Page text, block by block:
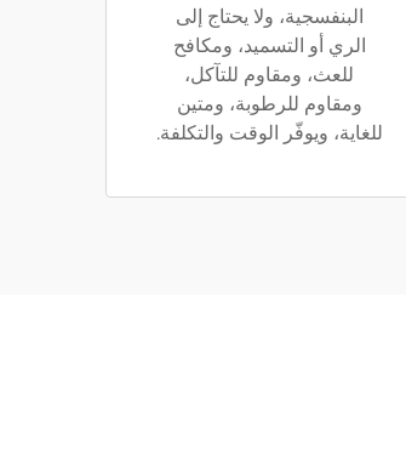
البنفسجية، ولا يحتاج إلى
الري أو التسميد، ومكافح
للعث، ومقاوم للتآكل،
ومقاوم للرطوبة، ومتين
للغاية، ويوفّر الوقت والتكلفة.